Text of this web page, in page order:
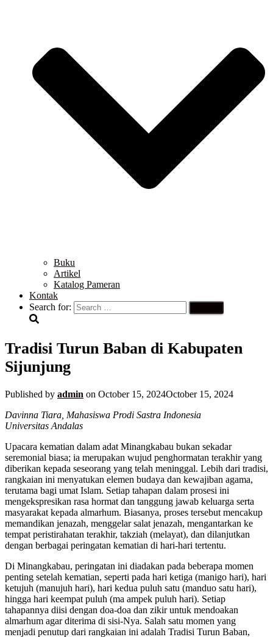
Buku
Artikel
Katalog Pameran
Kontak
Search for:
Tradisi Turun Baban di Kabupaten
Sijunjung
Published by admin on October 15, 2024October 15, 2024
Davinna Tiara, Mahasiswa Prodi Sastra Indonesia
Universitas Andalas
Upacara kematian dalam adat Minangkabau bukan sekadar
seremonial biasa; ia merupakan wujud penghormatan terakhir yang
diberikan kepada seseorang yang telah meninggal. Lebih dari tradisi,
rangkaian ini menyatukan elemen budaya dan kewajiban agama,
terutama bagi umat Islam. Setiap tahapan dalam prosesi ini
mengekspresikan rasa hormat dan tanggung jawab keluarga serta
masyarakat kepada almarhum. Biasanya, proses tersebut mencakup
memandikan jenazah, menggelar salat jenazah, mengantarkan ke
tempat peristirahatan terakhir, takziah (melayat), dan dilanjutkan
dengan berbagai peringatan kematian di hari-hari tertentu.
Di Minangkabau, peringatan ini diadakan pada beberapa momen
penting setelah kematian, seperti pada hari ketiga (manigo hari), hari
ketujuh (manujuh hari), hari kedua puluh satu (manduo satu hari),
hingga hari keempat puluh (ma ampek puluh hari). Setiap
tahapannya diisi dengan doa-doa dan zikir untuk mendoakan
almarhum agar diterima di sisi-Nya. Salah satu momen yang
menjadi penutup dari rangkaian ini adalah Tradisi Turun Baban,